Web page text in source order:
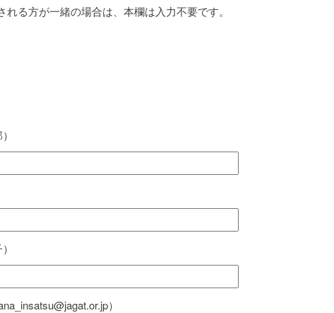
る方が一緒の場合は、本欄は入力不要です。
）